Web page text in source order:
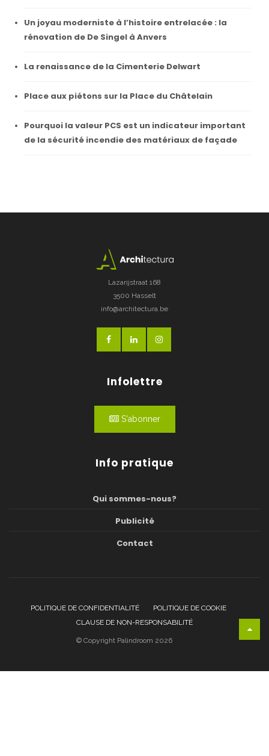
Un joyau moderniste à l’histoire entrelacée : la
rénovation de De Singel à Anvers
La renaissance de la Cimenterie Delwart
Place aux piétons sur la Place du Châtelain
Pourquoi la valeur PCS est un indicateur important
de la sécurité incendie des matériaux de façade
Lazarijstraat 168
3500 Hasselt
info@architectura.be
Infolettre
S'abonner
Info pratique
Qui sommes-nous?
Publicité
Contact
POLITIQUE DE CONFIDENTIALITÉ
POLITIQUE DE COOKIE
CLAUSE DE NON-RESPONSABILITÉ
© Copyright Palindroom 2026